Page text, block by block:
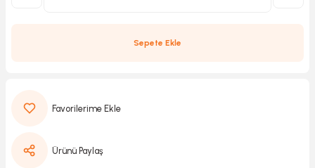
Sepete Ekle
Ürünü Paylaş